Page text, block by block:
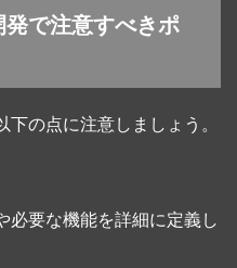
で注意すべきポ
の点に注意しましょう。
必要な機能を詳細に定義し